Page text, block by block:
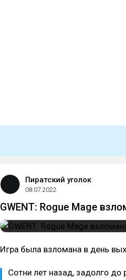
Пиратский уголок
08.07.2022
GWENT: Rogue Mage
Игра была взломана в день
Сотни лет назад, задолго до